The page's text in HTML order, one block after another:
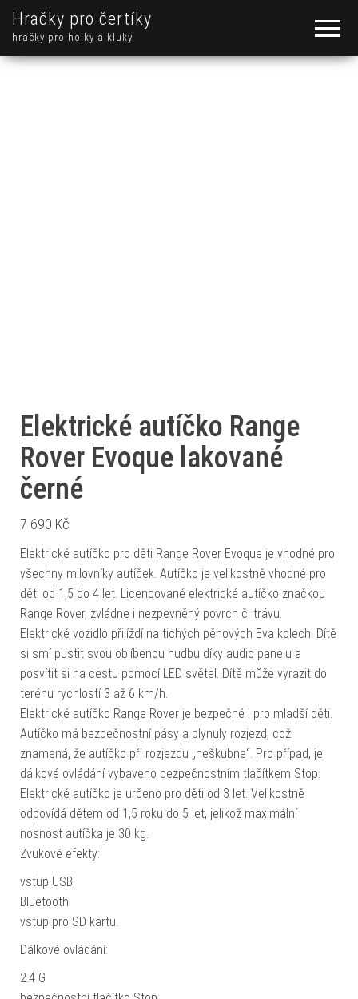
Hračky pro čertíky
hračky pro holky a kluky
Elektrické autíčko Range
Rover Evoque lakované
černé
7 690 Kč
Elektrické autíčko pro děti Range Rover Evoque je vhodné pro
všechny milovníky autíček. Autíčko je velikostně vhodné pro
děti od 1,5 do 4 let. Licencované elektrické autíčko značkou
Range Rover, zvládne i nezpevněný povrch či trávu.
Elektrické vozidlo přijíždí na tichých pěnových Eva kolech. Dítě
si smí pustit svou oblíbenou hudbu díky audio panelu a
posvítit si na cestu pomocí LED světel. Dítě může vyrazit do
terénu rychlostí 3 až 6 km/h.
Elektrické autíčko Range Rover je bezpečné i pro mladší děti.
Autíčko má bezpečnostní pásy a plynuly rozjezd, což
znamená, že autíčko při rozjezdu „neškubne“. Pro případ, je
dálkové ovládání vybaveno bezpečnostním tlačítkem Stop.
Elektrické autíčko je určeno pro děti od 3 let. Velikostně
odpovídá dětem od 1,5 roku do 5 let, jelikož maximální
nosnost autíčka je 30 kg.
Zvukové efekty:
vstup USB
Bluetooth
vstup pro SD kartu.
Dálkové ovládání:
2.4 G